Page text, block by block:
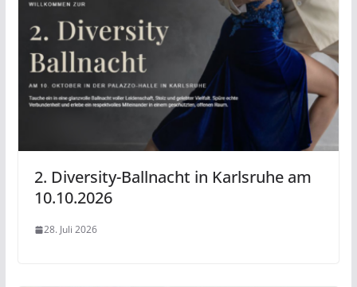
2. Diversity-Ballnacht in Karlsruhe am
10.10.2026
28. Juli 2026